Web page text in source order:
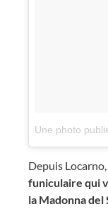
Depuis
funiculaire qui
la Madonna del